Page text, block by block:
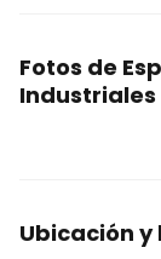
Fotos de
Industriales
Ubicación y